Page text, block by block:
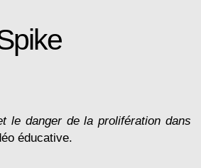
le danger de la prolifération dans
éducative.